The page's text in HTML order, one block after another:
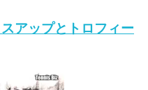
アップとトロフィー